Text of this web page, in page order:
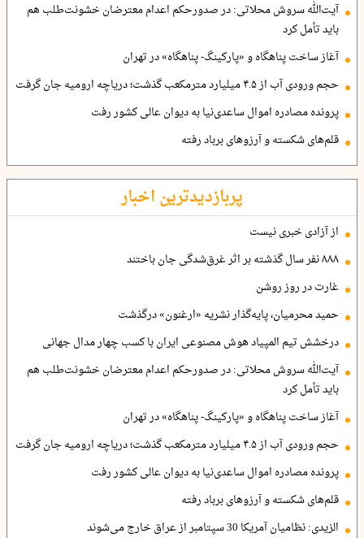
آیت‌الله سروش محلاتی: در صدورحکم اعدام معترضان خشونت‌طلب هم
باید تأمل کرد
آغاز ساخت پناهگاه و «پارکینگ- پناهگاه» در تهران
حجم ورودی آب از ۴.۵ میلیارد مترمکعب گذشت؛ دریاچه ارومیه جان گرفت
پرونده مصادره اموال ساعدی‌نیا به دیوان عالی کشور رفت
قلم‌های شکسته و آرزوهای برباد رفته
پربازدیدترین اخبار
از آزادی خبری نیست
۸۸۸ نفر سال گذشته بر اثر غرق‌شدگی جان باختند
غارت در روز روشن
حمید محرمیان، پایه‌گذار نشریه «ارغنون» درگذشت
درخشش تیم المپیاد هوش مصنوعی ایران با کسب چهار مدال جهانی
آیت‌الله سروش محلاتی: در صدورحکم اعدام معترضان خشونت‌طلب هم
باید تأمل کرد
آغاز ساخت پناهگاه و «پارکینگ- پناهگاه» در تهران
حجم ورودی آب از ۴.۵ میلیارد مترمکعب گذشت؛ دریاچه ارومیه جان گرفت
پرونده مصادره اموال ساعدی‌نیا به دیوان عالی کشور رفت
قلم‌های شکسته و آرزوهای برباد رفته
الزیدی: نظامیان آمریکا 30 سپتامبر از عراق خارج می‌شوند